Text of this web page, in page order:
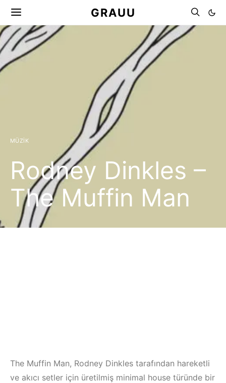
GRAUU
MÜZIK
Rodney Dinkles –
The Muffin Man
The Muffin Man, Rodney Dinkles tarafından hareketli
ve akıcı setler için üretilmiş minimal house türünde bir